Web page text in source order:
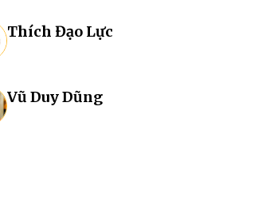
Thích Đạo Lực
Vũ Duy Dũng